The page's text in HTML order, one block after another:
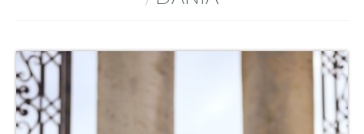
Complementos novia
COMUNIÓN
Niña